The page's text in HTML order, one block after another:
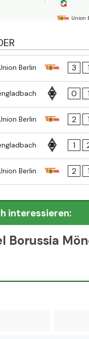
Union
Berlin 3 1
0 1
Berlin 2 1
1
Berlin 2 1
interessieren:
Borussia